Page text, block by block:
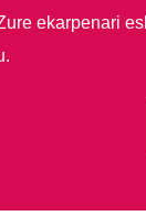
ekarpenari